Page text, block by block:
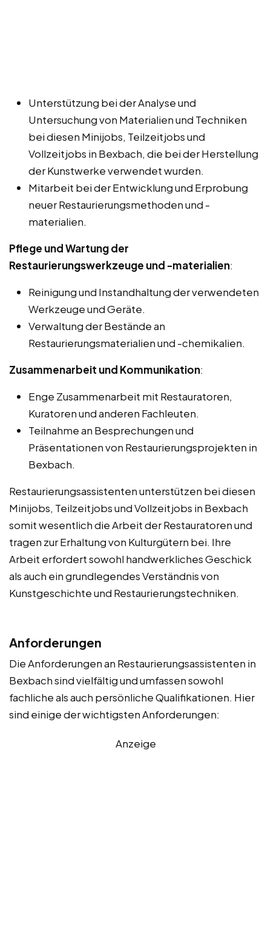
Unterstützung bei der Analyse und
Untersuchung von Materialien und Techniken
bei diesen Minijobs, Teilzeitjobs und
Vollzeitjobs in Bexbach, die bei der Herstellung
der Kunstwerke verwendet wurden.
Mitarbeit bei der Entwicklung und Erprobung
neuer Restaurierungsmethoden und -
materialien.
Pflege und Wartung der
Restaurierungswerkzeuge und -materialien:
Reinigung und Instandhaltung der verwendeten
Werkzeuge und Geräte.
Verwaltung der Bestände an
Restaurierungsmaterialien und -chemikalien.
Zusammenarbeit und Kommunikation:
Enge Zusammenarbeit mit Restauratoren,
Kuratoren und anderen Fachleuten.
Teilnahme an Besprechungen und
Präsentationen von Restaurierungsprojekten in
Bexbach.
Restaurierungsassistenten unterstützen bei diesen
Minijobs, Teilzeitjobs und Vollzeitjobs in Bexbach
somit wesentlich die Arbeit der Restauratoren und
tragen zur Erhaltung von Kulturgütern bei. Ihre
Arbeit erfordert sowohl handwerkliches Geschick
als auch ein grundlegendes Verständnis von
Kunstgeschichte und Restaurierungstechniken.
Anforderungen
Die Anforderungen an Restaurierungsassistenten in
Bexbach sind vielfältig und umfassen sowohl
fachliche als auch persönliche Qualifikationen. Hier
sind einige der wichtigsten Anforderungen:
Anzeige